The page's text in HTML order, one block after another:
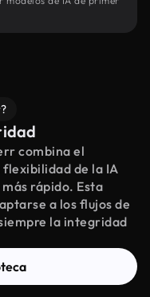
combina el
de la IA
rápido. Esta
a los flujos de
la integridad